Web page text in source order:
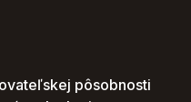
pôsobnosti